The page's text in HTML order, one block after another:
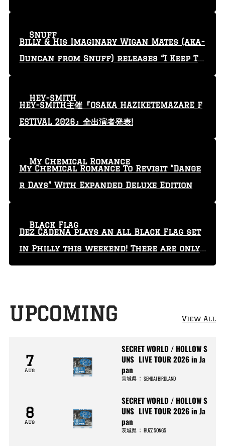
Billy & His Imaginary Wigan Mates (aka-
Duncan from Snuff) releases “I Keep Tr
Snuff
HEY-SMITH主催『OSAKA HAZIKETEMAZARE F
ESTIVAL 2026』全出演者発表!
HEY-SMITH
My Chemical Romance To Revisit “Dange
r Days” With Expanded Deluxe Edition
My Chemical Romance
Dez Cadena plays an all Black Flag set
in Philly this weekend! There are only
29 tickets left!
Black Flag
UPCOMING View All
7
Aug
SECRET WORLD / HOLLOW S
UNS LIVE TOUR 2026 in Ja
pan
宮城県 ：SENDAI BIRDLAND
8
Aug
SECRET WORLD / HOLLOW S
UNS LIVE TOUR 2026 in Ja
pan
茨城県 ：BUZZ SONGS